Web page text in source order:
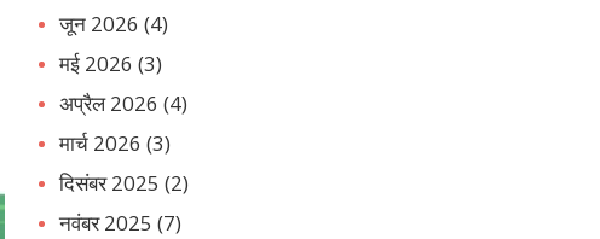
जून 2026 (4)
मई 2026 (3)
अप्रैल 2026 (4)
मार्च 2026 (3)
दिसंबर 2025 (2)
नवंबर 2025 (7)